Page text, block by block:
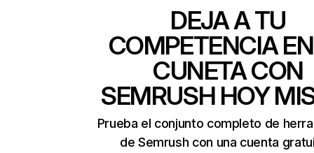
DEJA A TU
COMPETENCIA
CUNETA CON
SEMRUSH HOY
Prueba el conjunto completo de
de Semrush con una cuenta